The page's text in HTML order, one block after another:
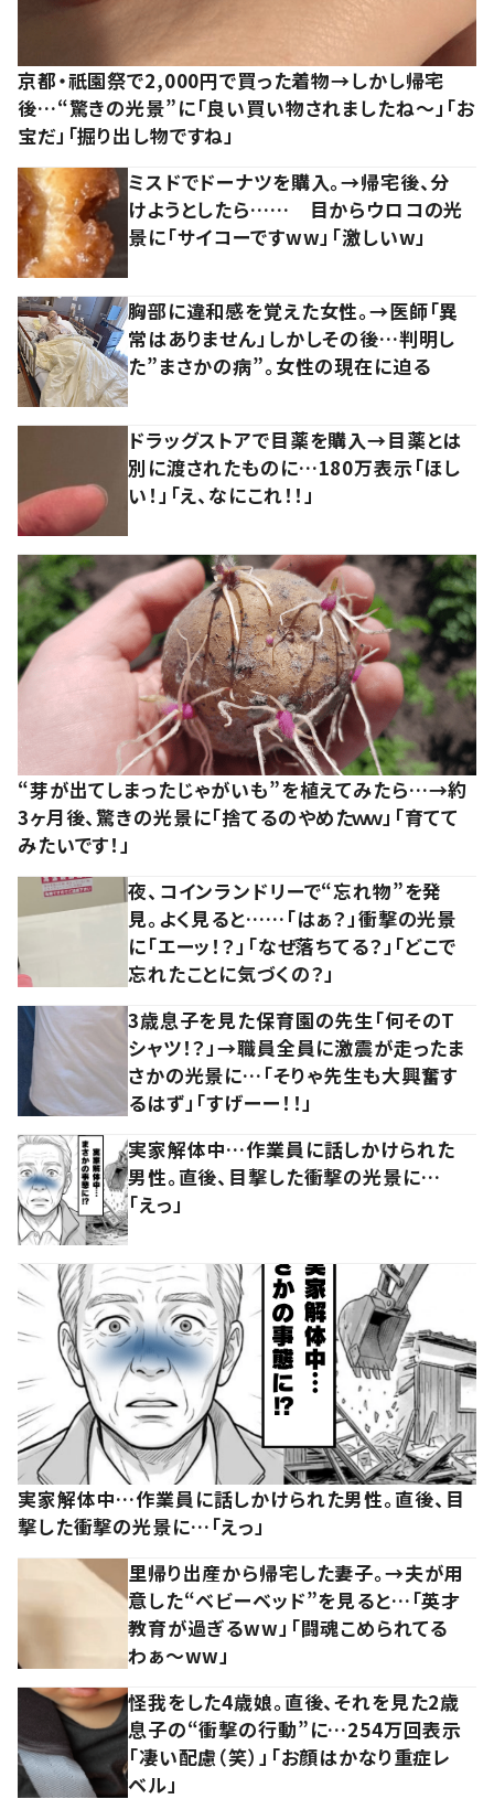
京都・祇園祭で2,000円で買った着物→しかし帰宅
後…“驚きの光景”に「良い買い物されましたね～」「お
宝だ」「掘り出し物ですね」
ミスドでドーナツを購入。→帰宅後、分
けようとしたら…… 目からウロコの光
景に「サイコーですww」「激しいw」
胸部に違和感を覚えた女性。→医師「異
常はありません」しかしその後…判明し
た”まさかの病”。女性の現在に迫る
ドラッグストアで目薬を購入→目薬とは
別に渡されたものに…180万表示「ほし
い！」「え、なにこれ！！」
“芽が出てしまったじゃがいも”を植えてみたら…→約
3ヶ月後、驚きの光景に「捨てるのやめたｗｗ」「育てて
みたいです！」
夜、コインランドリーで“忘れ物”を発
見。よく見ると……「はぁ？」衝撃の光景
に「エーッ！？」「なぜ落ちてる？」「どこで
忘れたことに気づくの？」
3歳息子を見た保育園の先生「何そのT
シャツ！？」→職員全員に激震が走ったま
さかの光景に…「そりゃ先生も大興奮す
るはず」「すげーー！！」
実家解体中…作業員に話しかけられた
男性。直後、目撃した衝撃の光景に…
「えっ」
実家解体中…作業員に話しかけられた男性。直後、目
撃した衝撃の光景に…「えっ」
里帰り出産から帰宅した妻子。→夫が用
意した“ベビーベッド”を見ると…「英才
教育が過ぎるww」「闘魂こめられてる
わぁ～ww」
怪我をした4歳娘。直後、それを見た2歳
息子の“衝撃の行動”に…254万回表示
「凄い配慮（笑）」「お顔はかなり重症レ
ベル」